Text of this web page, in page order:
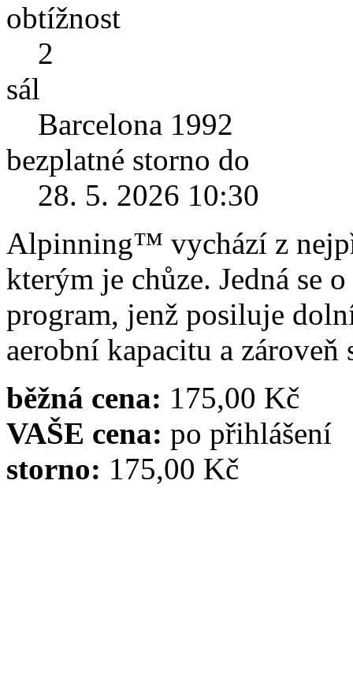
obtížnost
2
sál
Barcelona 1992
bezplatné storno do
28. 5. 2026 10:30
Alpinning™ vychází z
kterým je chůze. Jedná se
program, jenž posiluje
aerobní kapacitu a
běžná cena: 175,00 Kč
VAŠE cena: po přihlášení
storno: 175,00 Kč